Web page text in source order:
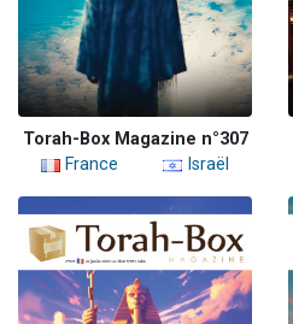
Torah-Box Magazine n°307
France
Israël